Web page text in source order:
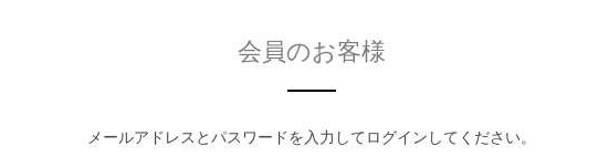
会員のお客様
メールアドレスとパスワードを入力してログインしてください。